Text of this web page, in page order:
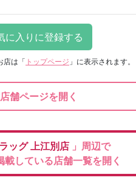
店は 「 トップページ 」に表示されます。
舗ページを開く
ッグ上江別店 」周辺で
載している店舗一覧を開く